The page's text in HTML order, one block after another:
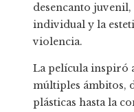
desencanto
individual y la
violencia.
La película inspiró
múltiples ámbitos,
plásticas hasta la